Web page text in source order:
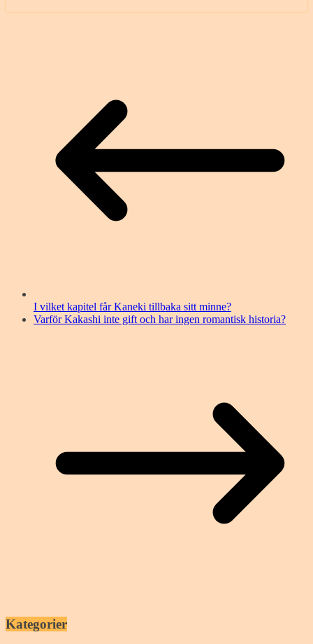
I vilket kapitel får Kaneki tillbaka sitt minne?
Varför Kakashi inte gift och har ingen romantisk historia?
Kategorier